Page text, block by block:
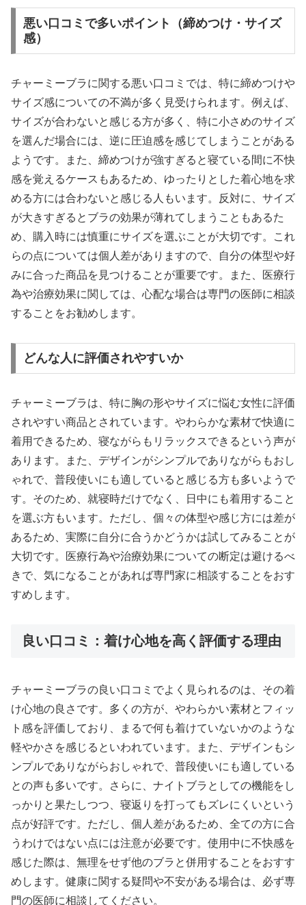
悪い口コミで多いポイント（締めつけ・サイズ
感）
チャーミーブラに関する悪い口コミでは、特に締めつけや
サイズ感についての不満が多く見受けられます。例えば、
サイズが合わないと感じる方が多く、特に小さめのサイズ
を選んだ場合には、逆に圧迫感を感じてしまうことがある
ようです。また、締めつけが強すぎると寝ている間に不快
感を覚えるケースもあるため、ゆったりとした着心地を求
める方には合わないと感じる人もいます。反対に、サイズ
が大きすぎるとブラの効果が薄れてしまうこともあるた
め、購入時には慎重にサイズを選ぶことが大切です。これ
らの点については個人差がありますので、自分の体型や好
みに合った商品を見つけることが重要です。また、医療行
為や治療効果に関しては、心配な場合は専門の医師に相談
することをお勧めします。
どんな人に評価されやすいか
チャーミーブラは、特に胸の形やサイズに悩む女性に評価
されやすい商品とされています。やわらかな素材で快適に
着用できるため、寝ながらもリラックスできるという声が
あります。また、デザインがシンプルでありながらもおし
ゃれで、普段使いにも適していると感じる方も多いようで
す。そのため、就寝時だけでなく、日中にも着用すること
を選ぶ方もいます。ただし、個々の体型や感じ方には差が
あるため、実際に自分に合うかどうかは試してみることが
大切です。医療行為や治療効果についての断定は避けるべ
きで、気になることがあれば専門家に相談することをおす
すめします。
良い口コミ：着け心地を高く評価する理由
チャーミーブラの良い口コミでよく見られるのは、その着
け心地の良さです。多くの方が、やわらかい素材とフィッ
ト感を評価しており、まるで何も着けていないかのような
軽やかさを感じるといわれています。また、デザインもシ
ンプルでありながらおしゃれで、普段使いにも適している
との声も多いです。さらに、ナイトブラとしての機能をし
っかりと果たしつつ、寝返りを打ってもズレにくいという
点が好評です。ただし、個人差があるため、全ての方に合
うわけではない点には注意が必要です。使用中に不快感を
感じた際は、無理をせず他のブラと併用することをおすす
めします。健康に関する疑問や不安がある場合は、必ず専
門の医師に相談してください。